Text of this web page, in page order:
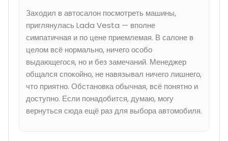
Заходил в автосалон посмотреть машины,
приглянулась Lada Vesta — вполне
симпатичная и по цене приемлемая. В салоне в
целом всё нормально, ничего особо
выдающегося, но и без замечаний. Менеджер
общался спокойно, не навязывал ничего лишнего,
что приятно. Обстановка обычная, всё понятно и
доступно. Если понадобится, думаю, могу
вернуться сюда ещё раз для выбора автомобиля.